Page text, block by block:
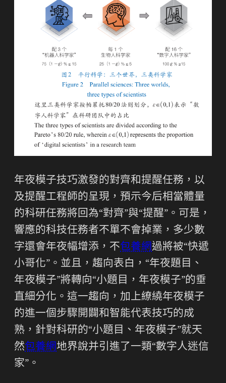
年夜模子技巧激發的對齊和提醒任務，以
及提醒工程師的呈現，預示今后相當體量
的科研任務將回為“對齊”與“提醒”。可是，
響應的科技任務者不單不會掉業，多少數
字還會年夜幅增添，不包養網過將被“快遞
小哥化”。並且，趨向表白，“年夜題目、
年夜模子”將轉向“小題目，年夜模子”的垂
直細分化。這一趨向，加上繚繞年夜模子
的進一個步驟開闢和智能代表技巧的成
熟，針對科研的“小題目、年夜模子”就天
然包養網地界說并引進了一類“數字人迷信
家”。